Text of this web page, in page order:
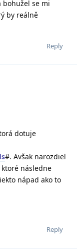
bohužel se mi
by reálně
Reply
dotuje
#. Avšak narozdiel
následne
nápad ako to
Reply